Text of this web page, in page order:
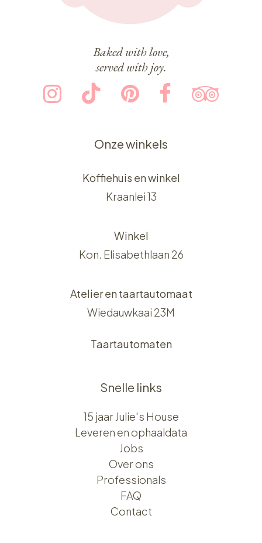
Baked with love,
served with joy.
Onze winkels
Koffiehuis en winkel
Kraanlei 13
Winkel
Kon. Elisabethlaan 26
Atelier en taartautomaat
Wiedauwkaai 23M
Taartautomaten
Snelle links
15 jaar Julie's House
Leveren en ophaaldata
Jobs
Over ons​​
Professionals
FAQ
Contact